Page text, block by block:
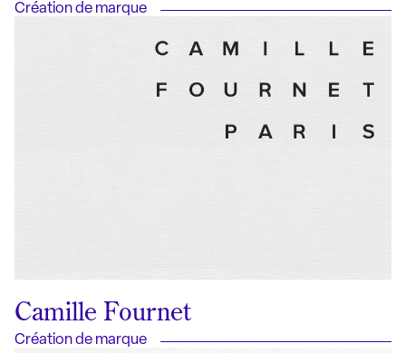
Création de marque
Camille Fournet
Création de marque